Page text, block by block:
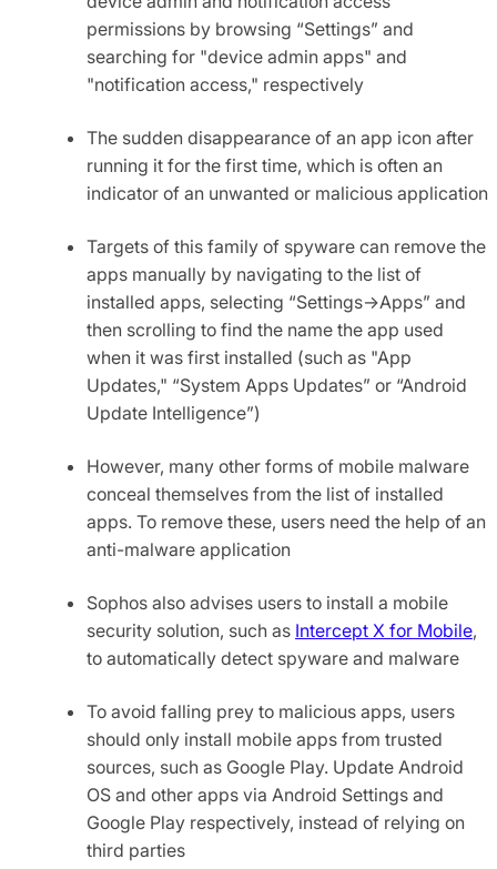
permissions by browsing “Settings” and
searching for "device admin apps" and
"notification access," respectively
The sudden disappearance of an app icon after
running it for the first time, which is often an
indicator of an unwanted or malicious application
Targets of this family of spyware can remove the
apps manually by navigating to the list of
installed apps, selecting “Settings->Apps” and
then scrolling to find the name the app used
when it was first installed (such as "App
Updates," “System Apps Updates” or “Android
Update Intelligence”)
However, many other forms of mobile malware
conceal themselves from the list of installed
apps. To remove these, users need the help of an
anti-malware application
Sophos also advises users to install a mobile
security solution, such as Intercept X for Mobile,
to automatically detect spyware and malware
To avoid falling prey to malicious apps, users
should only install mobile apps from trusted
sources, such as Google Play. Update Android
OS and other apps via Android Settings and
Google Play respectively, instead of relying on
third parties